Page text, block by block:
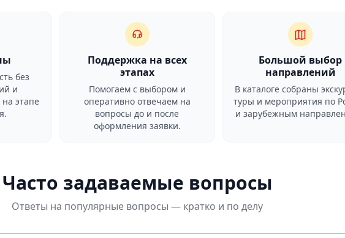
без
и
этапе
Поддержка на всех
этапах
Помогаем с выбором и
оперативно отвечаем на
вопросы до и после
оформления заявки.
Большой выбор
направлений
В каталоге собраны
туры и мероприятия по
и зарубежным
Часто задаваемые вопросы
Ответы на популярные вопросы — кратко и по делу